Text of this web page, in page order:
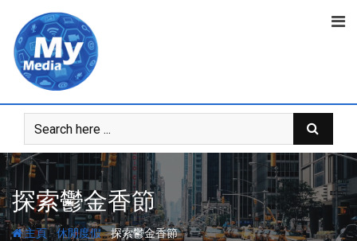
探索鬱金香節
主頁-休閒度假-探索鬱金香節